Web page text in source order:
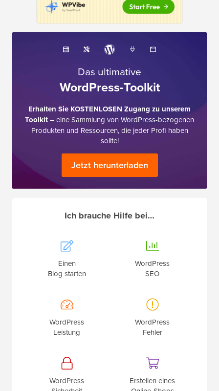
Das ultimative
WordPress-Toolkit
Erhalten Sie KOSTENLOSEN Zugang zu unserem
Toolkit– eine Sammlung von WordPress-bezogenen
Produkten und Ressourcen, die jeder Profi haben
sollte!
Jetzt herunterladen
Ich brauche Hilfe bei…
Einen
Blog starten
WordPress
SEO
WordPress
Leistung
WordPress
Fehler
WordPress
Erstellen eines